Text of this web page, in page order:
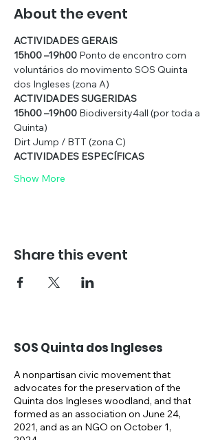
About the event
ACTIVIDADES GERAIS
15h00 –19h00 Ponto de encontro com
voluntários do movimento SOS Quinta
dos Ingleses (zona A)
ACTIVIDADES SUGERIDAS
15h00 –19h00 Biodiversity4all (por toda a
Quinta)
Dirt Jump / BTT (zona C)
ACTIVIDADES ESPECÍFICAS
Show More
Share this event
SOS Quinta dos Ingleses
A nonpartisan civic movement that
advocates for the preservation of the
Quinta dos Ingleses woodland, and that
formed as an association on June 24,
2021, and as an NGO on October 1,